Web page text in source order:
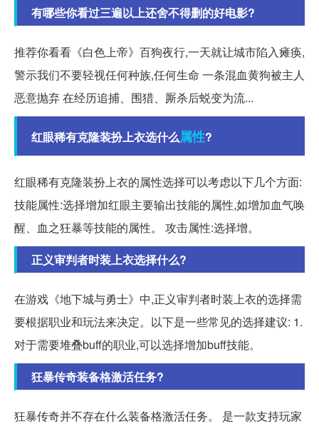
有哪些你看过三遍以上还舍不得删的好电影?
推荐你看看《白色上帝》百狗夜行,一天就让城市陷入瘫痪,
警示我们不要轻视任何种族,任何生命 一条混血黄狗被主人
恶意抛弃 在经历追捕、围猎、厮杀后蜕变为流...
红眼稀有克隆装扮上衣选什么属性?
红眼稀有克隆装扮上衣的属性选择可以考虑以下几个方面:
技能属性:选择增加红眼主要输出技能的属性,如增加血气唤
醒、血之狂暴等技能的属性。 攻击属性:选择增。
正义审判者时装上衣选择什么?
在游戏《地下城与勇士》中,正义审判者时装上衣的选择需
要根据职业和玩法来决定。以下是一些常见的选择建议: 1.
对于需要堆叠buff的职业,可以选择增加buff技能。
狂暴传奇装备格激活任务?
狂暴传奇并不存在什么装备格激活任务。 是一款支持玩家